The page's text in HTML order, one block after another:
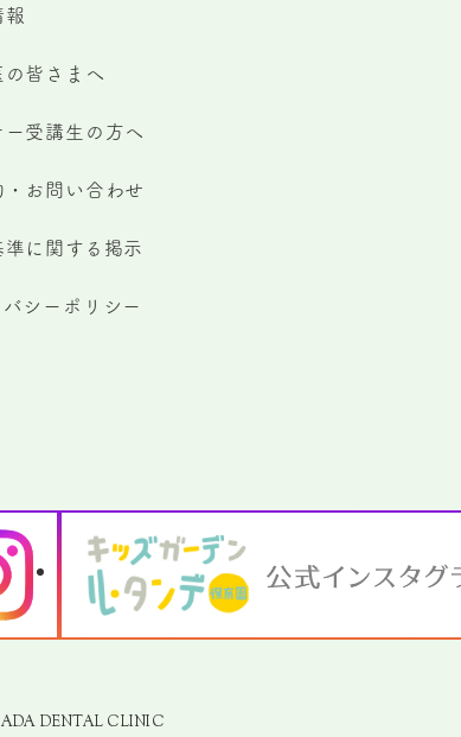
皆さまへ
ー受講生の方へ
・お問い合わせ
に関する掲示
バシーポリシー
DENTAL CLINIC